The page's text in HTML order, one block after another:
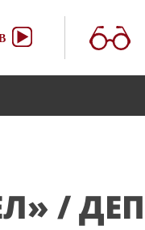
/